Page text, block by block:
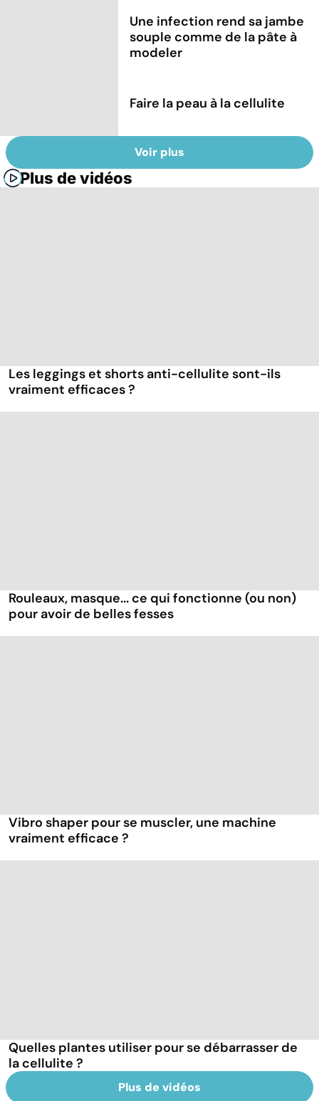
Une infection rend sa jambe
souple comme de la pâte à
modeler
Faire la peau à la cellulite
Voir plus
Plus de vidéos
Les leggings et shorts anti-cellulite sont-ils
vraiment efficaces ?
Rouleaux, masque... ce qui fonctionne (ou non)
pour avoir de belles fesses
Vibro shaper pour se muscler, une machine
vraiment efficace ?
Quelles plantes utiliser pour se débarrasser de
la cellulite ?
Plus de vidéos